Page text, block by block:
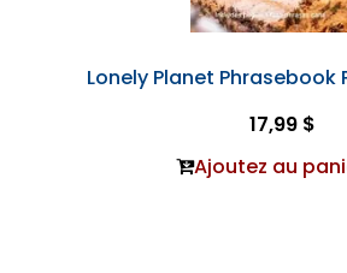
Lonely Planet Phrasebook
17,99 $
Ajoutez au